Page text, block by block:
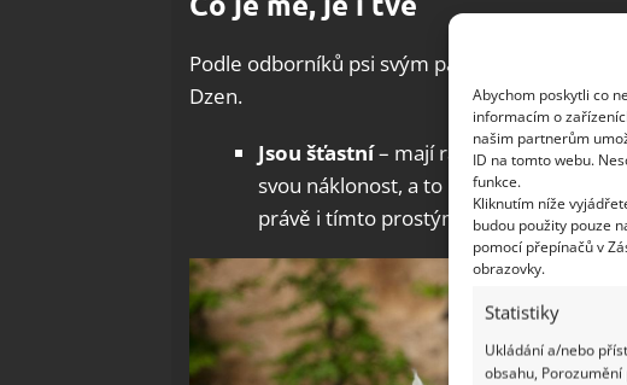
Abychom poskytli co
informacím o
našim partnerům
ID na tomto webu.
funkce.
Kliknutím níže
budou použity pouze
pomocí přepínačů v
obrazovky.
Statistiky
Ukládání a/nebo
obsahu,
Podle odborníků psi svým páníčkům nosí své
Dzen.
Jsou šťastní– mají radost, že jste se
svou náklonost, a to nejen celým
právě i tímto prostým gestem.